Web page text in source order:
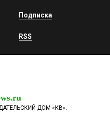
Подписка
RSS
ДОМ «КВ».